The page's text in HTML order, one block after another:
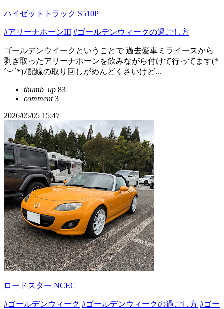
ハイゼットトラック S510P
#アリーナホーンIII #ゴールデンウィークの過ごし方
ゴールデンウイークということで 過去愛車ミライースから
剥ぎ取ったアリーナホーンを飲みながら付けて行ってます(*
´︶`*)ﾉ配線の取り回しがめんどくさいけど...
thumb_up 83
comment3
2026/05/05 15:47
ロードスター NCEC
#ゴールデンウィーク #ゴールデンウィークの過ごし方 #ゴー